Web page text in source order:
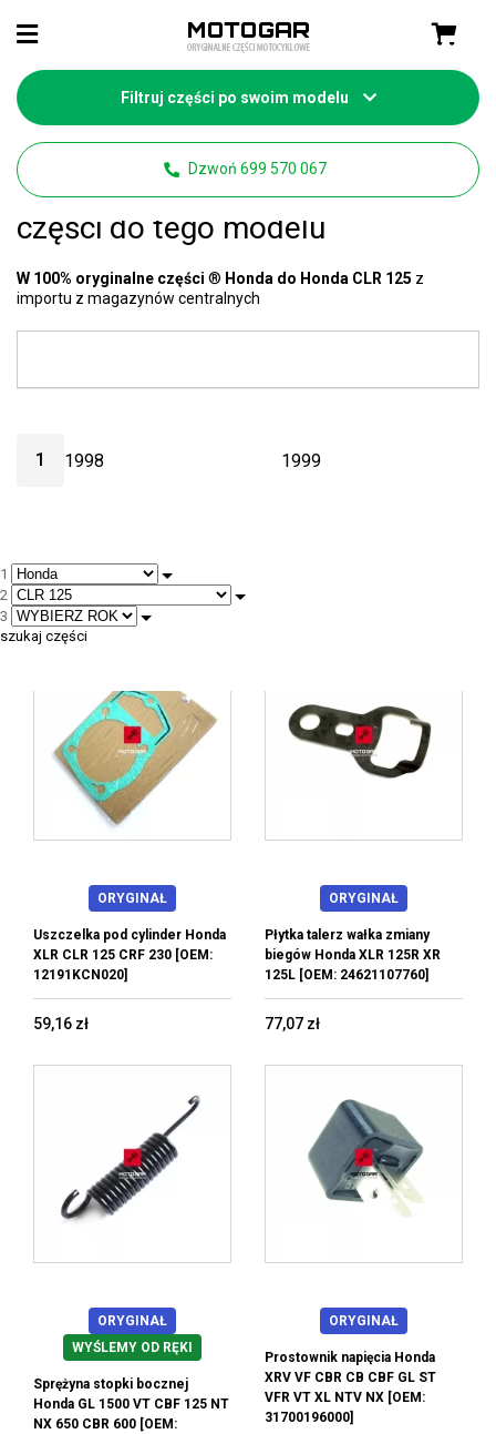
Filtruj części po swoim modelu
Dzwoń 699 570 067
Strona główna Części motocyklowe Honda
Honda CLR 125 części- mamy 91
części do tego modelu
W 100% oryginalne części ® Honda do Honda CLR 125 z
importu z magazynów centralnych
1
2
3
szukaj części
1 1998 1999
ORYGINAŁ
Uszczelka pod cylinder Honda
XLR CLR 125 CRF 230 [OEM:
12191KCN020]
59,16 zł
ORYGINAŁ
Płytka talerz wałka zmiany
biegów Honda XLR 125R XR
125L [OEM: 24621107760]
77,07 zł
ORYGINAŁ
WYŚLEMY OD RĘKI
Sprężyna stopki bocznej
Honda GL 1500 VT CBF 125 NT
NX 650 CBR 600 [OEM:
ORYGINAŁ
Prostownik napięcia Honda
XRV VF CBR CB CBF GL ST
VFR VT XL NTV NX [OEM:
31700196000]